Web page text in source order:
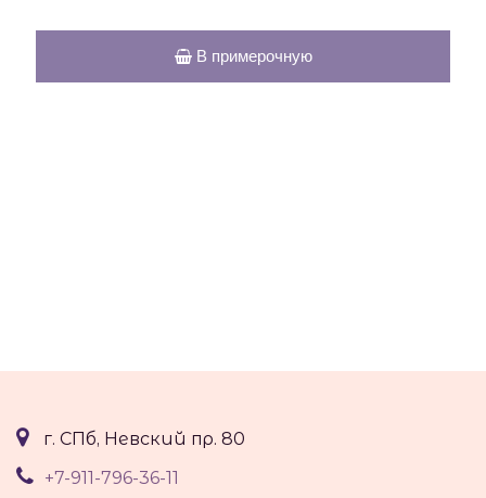
В примерочную
г. СПб, Невский пр. 80
+7-911-796-36-11